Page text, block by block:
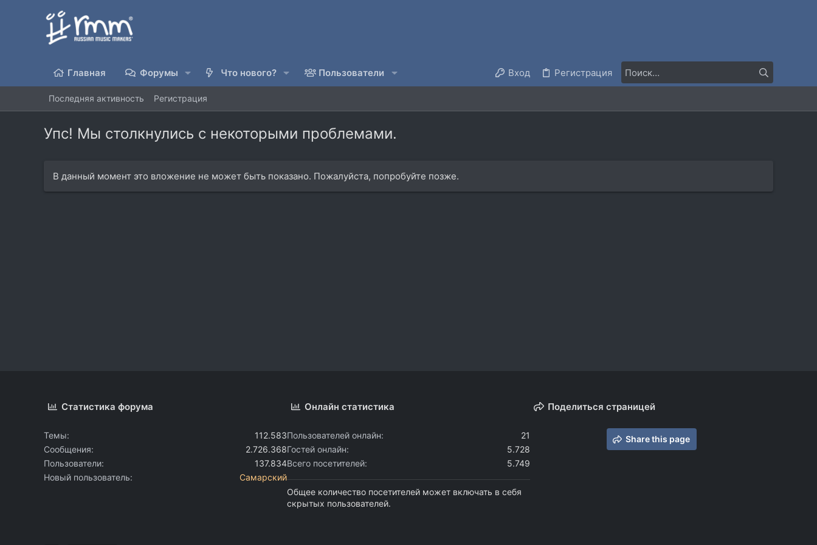
Главная Форумы Что нового? Пользователи Вход Регистрация
Последняя активность Регистрация
Упс! Мы столкнулись с некоторыми проблемами.
В данный момент это вложение не может быть показано. Пожалуйста, попробуйте позже.
Статистика форума
Темы
112.583
Сообщения
2.726.368
Пользователи
137.834
Новый пользователь
Самарский
Онлайн статистика
Пользователей онлайн
21
Гостей онлайн
5.728
Всего посетителей
5.749
Общее количество посетителей может включать в себя
скрытых пользователей.
Поделиться страницей
Share this page